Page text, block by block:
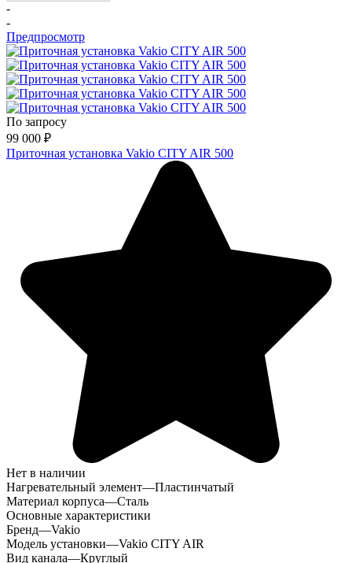
-
-
Предпросмотр
По запросу
99 000 ₽
Приточная установка Vakio CITY AIR 500
Нет в наличии
Нагревательный элемент—Пластинчатый
Материал корпуса—Сталь
Основные характеристики
Бренд—Vakio
Модель установки—Vakio CITY AIR
Вид канала—Круглый